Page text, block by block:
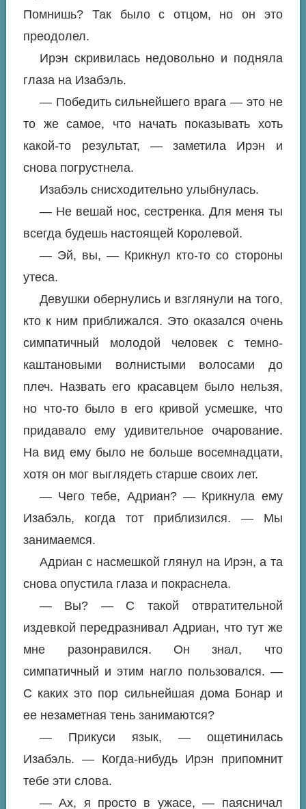
Помнишь? Так было с отцом, но он это
преодолел.
Ирэн скривилась недовольно и подняла
глаза на Изабэль.
— Победить сильнейшего врага — это не
то же самое, что начать показывать хоть
какой-то результат, — заметила Ирэн и
снова погрустнела.
Изабэль снисходительно улыбнулась.
— Не вешай нос, сестренка. Для меня ты
всегда будешь настоящей Королевой.
— Эй, вы, — Крикнул кто-то со стороны
утеса.
Девушки обернулись и взглянули на того,
кто к ним приближался. Это оказался очень
симпатичный молодой человек с темно-
каштановыми волнистыми волосами до
плеч. Назвать его красавцем было нельзя,
но что-то было в его кривой усмешке, что
придавало ему удивительное очарование.
На вид ему было не больше восемнадцати,
хотя он мог выглядеть старше своих лет.
— Чего тебе, Адриан? — Крикнула ему
Изабэль, когда тот приблизился. — Мы
занимаемся.
Адриан с насмешкой глянул на Ирэн, а та
снова опустила глаза и покраснела.
— Вы? — С такой отвратительной
издевкой передразнивал Адриан, что тут же
мне разонравился. Он знал, что
симпатичный и этим нагло пользовался. —
С каких это пор сильнейшая дома Бонар и
ее незаметная тень занимаются?
— Прикуси язык, — ощетинилась
Изабэль. — Когда-нибудь Ирэн припомнит
тебе эти слова.
— Ах, я просто в ужасе, — паясничал